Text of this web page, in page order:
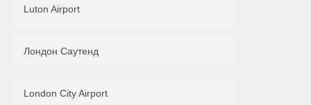
Luton Airport
Лондон Саутенд
London City Airport